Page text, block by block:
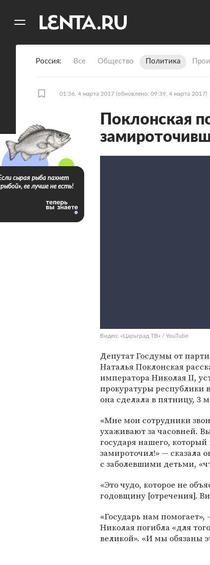
Россия Все Общество Политика
01:36, 4 марта 2017 (обновлено: 09:39, 4 марта 2017)
Поклонская
Видео: «Царьград ТВ» / YouTube
ДепутатГосдумы от
Наталья Поклонская
императораНиколая II,
прокуратуры республики
она сделала в пятницу, 3
«Мне мои сотрудники
ухаживают за часовней.
государя нашего,
замироточил!» — сказала
с заболевшими детьми,
«Это чудо, которое не
годовщину [отречения].
«Государь нам
Николая погибла «для
великой». «И мы обязаны
сырая рыба пахнет
ее лучше не есть!